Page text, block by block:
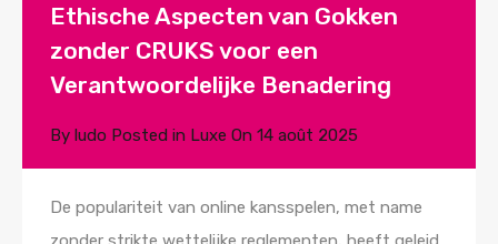
Ethische Aspecten van Gokken
zonder CRUKS voor een
Verantwoordelijke Benadering
By ludo Posted in Luxe On 14 août 2025
De populariteit van online kansspelen, met name